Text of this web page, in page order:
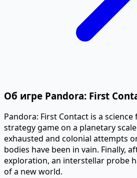
Об игре Pandora: First
Pandora: First Contact is a
strategy game on a planetary
exhausted and colonial attempts
bodies have been in vain. Finally,
exploration, an interstellar probe
of a new world.